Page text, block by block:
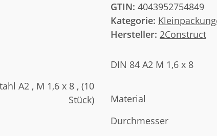
GTIN: 4043952754849
Kategorie:
Hersteller: 2Construct
DIN 84 A2 M 1,6 x 8
Material
Durchmesser